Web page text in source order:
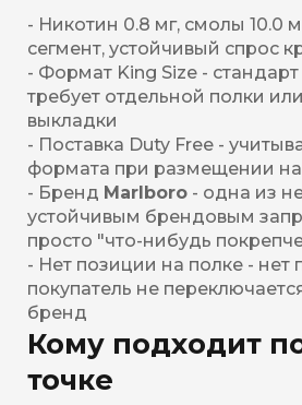
- Никотин 0.8 мг, смолы 10.0
сегмент, устойчивый спрос
- Формат King Size -
требует отдельной полки
выкладки
- Поставка Duty Free -
формата при размещении на
- Бренд Marlboro - одна из
устойчивым брендовым
просто "что-нибудь
- Нет позиции на полке - нет
покупатель не
бренд
Кому подходит
точке